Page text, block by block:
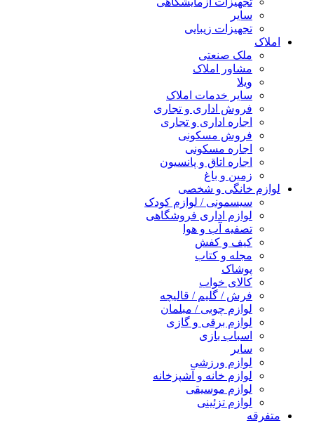
سایر
تجهیزات زیبایی
املاک
ملک صنعتی
مشاور املاک
ویلا
سایر خدمات املاک
فروش اداری و تجاری
اجاره اداری و تجاری
فروش مسکونی
اجاره مسکونی
اجاره اتاق و پانسیون
زمین و باغ
لوازم خانگی و شخصی
سیسمونی / لوازم کودک
لوازم اداری فروشگاهی
تصفیه آب و هوا
کیف و کفش
مجله و کتاب
پوشاک
کالای خواب
فرش / گلیم / قالیچه
لوازم چوبی / مبلمان
لوازم برقی و گازی
اسباب بازی
سایر
لوازم ورزشی
لوازم خانه و آشپزخانه
لوازم موسیقی
لوازم تزئینی
متفرقه